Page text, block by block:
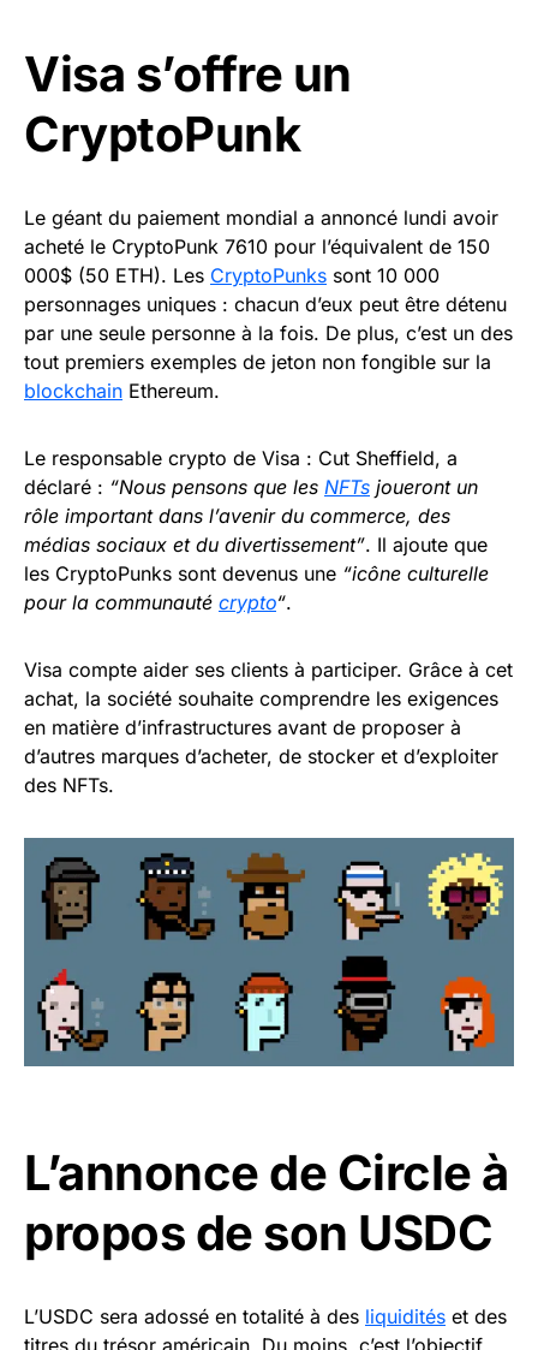
Visa s’offre un
CryptoPunk
Le géant du paiement mondial a annoncé lundi avoir
acheté le CryptoPunk 7610 pour l’équivalent de 150
000$ (50 ETH). Les CryptoPunks sont 10 000
personnages uniques : chacun d’eux peut être détenu
par une seule personne à la fois. De plus, c’est un des
tout premiers exemples de jeton non fongible sur la
blockchain Ethereum.
Le responsable crypto de Visa : Cut Sheffield, a
déclaré : “Nous pensons que les NFTs joueront un
rôle important dans l’avenir du commerce, des
médias sociaux et du divertissement”. Il ajoute que
les CryptoPunks sont devenus une “icône culturelle
pour la communauté crypto“.
Visa compte aider ses clients à participer. Grâce à cet
achat, la société souhaite comprendre les exigences
en matière d’infrastructures avant de proposer à
d’autres marques d’acheter, de stocker et d’exploiter
des NFTs.
L’annonce de Circle à
propos de son USDC
L’USDC sera adossé en totalité à des liquidités et des
titres du trésor américain. Du moins, c’est l’objectif